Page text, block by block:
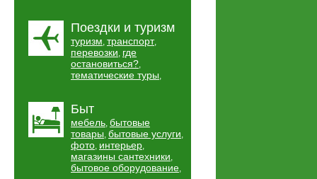
Поездки и туризм
туризм, транспорт,
перевозки, где
остановиться?,
тематические туры,
Быт
мебель, бытовые
товары, бытовые услуги,
фото, интерьер,
магазины сантехники,
бытовое оборудование,